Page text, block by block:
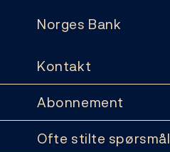
Norges Bank
Kontakt
Abonnement
Ofte stilte spørsmål